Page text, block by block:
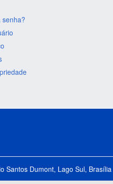
senha?
Santos Dumont, Lago Sul,